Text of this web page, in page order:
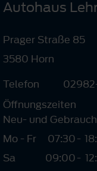
Autohaus
Prager Straße 85
3580 Horn
Telefon
Öffnungszeiten
Neu- und
Mo - Fr
07:30-
Sa
09:00-